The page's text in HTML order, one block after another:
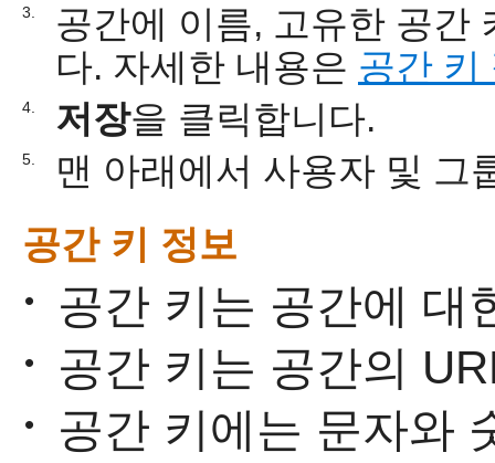
3.
공간에 이름, 고유한 공간
다. 자세한 내용은 공간 키
4. 저장을 클릭합니다.
5. 맨 아래에서 사용자 및 그
공간 키 정보
• 공간 키는 공간에 대
• 공간 키는 공간의
• 공간 키에는 문자와